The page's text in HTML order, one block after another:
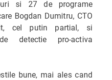
si 27 de programe
Bogdan Dumitru, CTO
cel putin partial, si
detectie pro-activa
bune, mai ales cand